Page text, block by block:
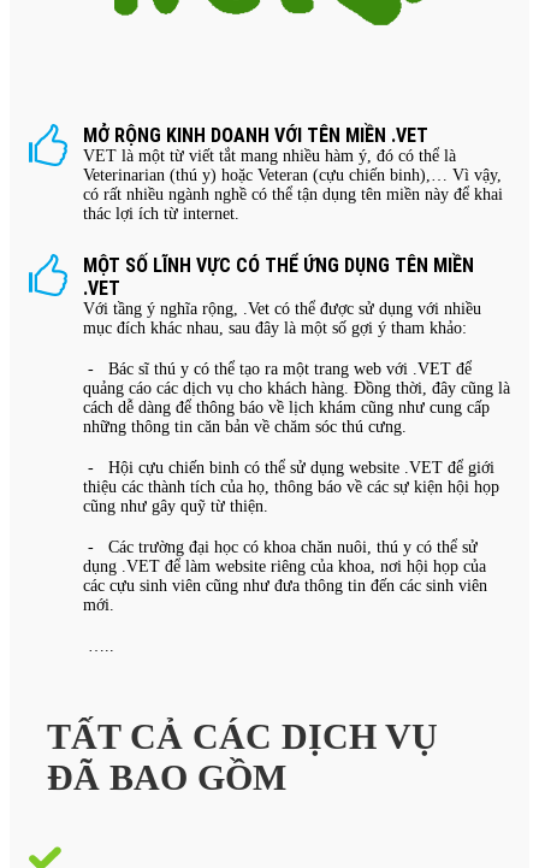
MỞ RỘNG KINH DOANH VỚI TÊN MIỀN .VET
VET là một từ viết tắt mang nhiều hàm ý, đó có thể là
Veterinarian (thú y) hoặc Veteran (cựu chiến binh),… Vì vậy,
có rất nhiều ngành nghề có thể tận dụng tên miền này để khai
thác lợi ích từ internet.
MỘT SỐ LĨNH VỰC CÓ THỂ ỨNG DỤNG TÊN MIỀN
.VET
Với tầng ý nghĩa rộng, .Vet có thể được sử dụng với nhiều
mục đích khác nhau, sau đây là một số gợi ý tham khảo:
- Bác sĩ thú y có thể tạo ra một trang web với .VET để
quảng cáo các dịch vụ cho khách hàng. Đồng thời, đây cũng là
cách dễ dàng để thông báo về lịch khám cũng như cung cấp
những thông tin căn bản về chăm sóc thú cưng.
- Hội cựu chiến binh có thể sử dụng website .VET để giới
thiệu các thành tích của họ, thông báo về các sự kiện hội họp
cũng như gây quỹ từ thiện.
- Các trường đại học có khoa chăn nuôi, thú y có thể sử
dụng .VET để làm website riêng của khoa, nơi hội họp của
các cựu sinh viên cũng như đưa thông tin đến các sinh viên
mới.
TẤT CẢ CÁC DỊCH VỤ
ĐÃ BAO GỒM